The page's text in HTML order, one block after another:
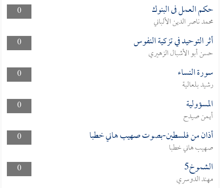
0
حكم العمل فى البنوك
محمد ناصر الدين الألباني
0
أثر التوحيد في تزكية النفوس
حسن أبو الأشبال الزهيري
0
سورة النساء
رشيد بلعالية
0
المسؤولية
أيمن صيدح
0
أذان من فلسطين-بصوت صهيب هاني خطبا
صهيب هاني خطبا
0
الشموخ5
مهند الدوسري